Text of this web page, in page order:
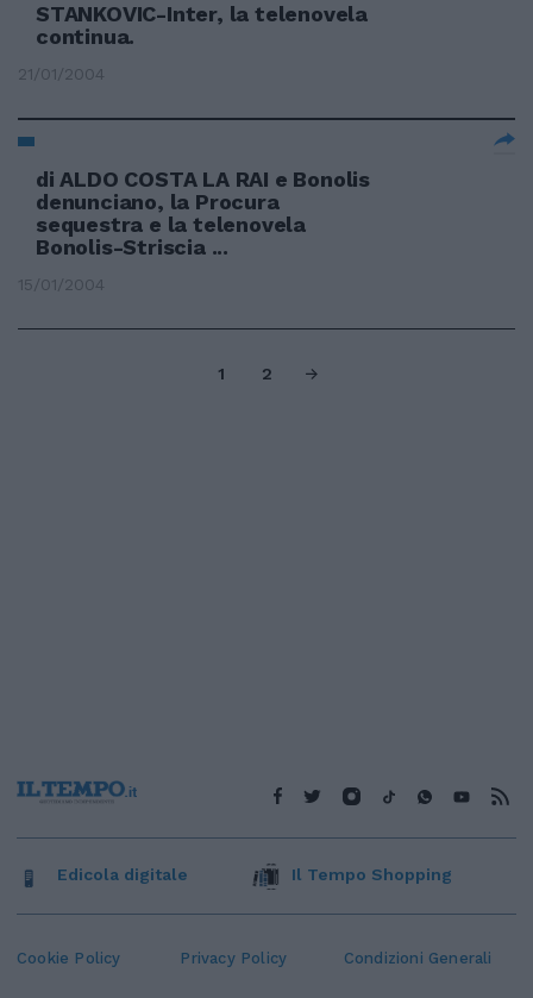
STANKOVIC-Inter, la telenovela
continua.
21/01/2004
di ALDO COSTA LA RAI e Bonolis
denunciano, la Procura
sequestra e la telenovela
Bonolis-Striscia ...
15/01/2004
1 2
Cookie Policy Privacy Policy Condizioni Generali
Edicola digitale Il Tempo Shopping